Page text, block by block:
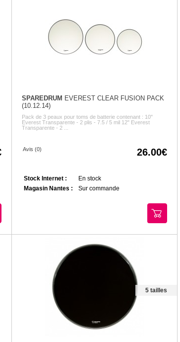
SPAREDRUM EVEREST CLEAR FUSION PACK
(10.12.14)
Pack de 3 peaux pour toms de batterie contenant : 10"
Everest Transparente - 2 plis - 7.5 / 5 mil 12" Everest
Transparente - 2 ...
Avis (0) 26.00
Stock Internet :
En stock
Magasin Nantes :
Sur commande
5 tailles